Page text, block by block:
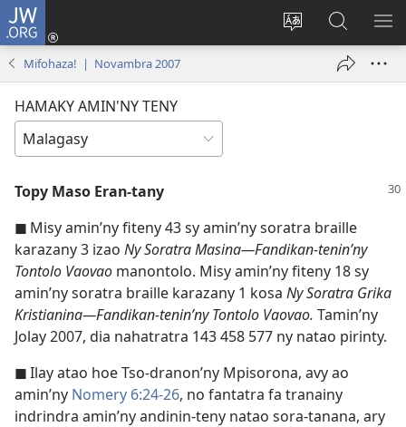
JW.ORG
Hiova
Hiditra
(manokatra
ato
Amin’ny
Mifohaza! | Novambra 2007
HAMAKY AMIN'NY TENY
Topy Maso Eran-tany
◼ Misy amin’ny fiteny 43 sy amin’ny soratra braille
karazany 3 izao Ny Soratra Masina—Fandikan-tenin’ny
Tontolo Vaovao manontolo. Misy amin’ny fiteny 18 sy
amin’ny soratra braille karazany 1 kosa Ny Soratra Grika
Kristianina—Fandikan-tenin’ny Tontolo Vaovao. Tamin’ny
Jolay 2007, dia nahatratra 143 458 577 ny natao pirinty.
◼Ilay atao hoe Tso-dranon’ny Mpisorona, avy ao
amin’ny Nomery 6:24-26, no fantatra fa tranainy
indrindra amin’ny andinin-teny natao sora-tanana, ary